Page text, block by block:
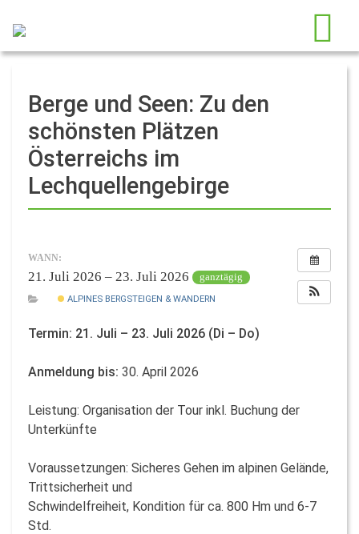
Berge und Seen: Zu den
schönsten Plätzen
Österreichs im
Lechquellengebirge
WANN:
21. Juli 2026 – 23. Juli 2026 ganztägig
ALPINES BERGSTEIGEN & WANDERN
Termin: 21. Juli – 23. Juli 2026 (Di – Do)
Anmeldung bis: 30. April 2026
Leistung: Organisation der Tour inkl. Buchung der
Unterkünfte
Voraussetzungen: Sicheres Gehen im alpinen Gelände,
Trittsicherheit und
Schwindelfreiheit, Kondition für ca. 800 Hm und 6-7
Std.